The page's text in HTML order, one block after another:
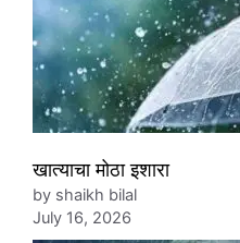
खात्याचा मोठा इशारा
by shaikh bilal
July 16, 2026